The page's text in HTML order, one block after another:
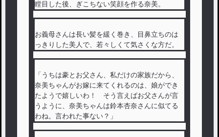
瞠目した後、ぎこちない笑顔を作る奈美。
お義母さんは長い髪を緩く巻き、目鼻立ちのは
っきりした美人で、若々しくて気さくな方だ。
「うちは豪とお父さん、私だけの家族だから、
奈美ちゃんがお嫁に来てくれるのは、娘ができ
たようで嬉しいわ！ そう言えばお父さんが言
うように、奈美ちゃんは鈴本杏奈さんに似てる
わね。言われた事ない？」